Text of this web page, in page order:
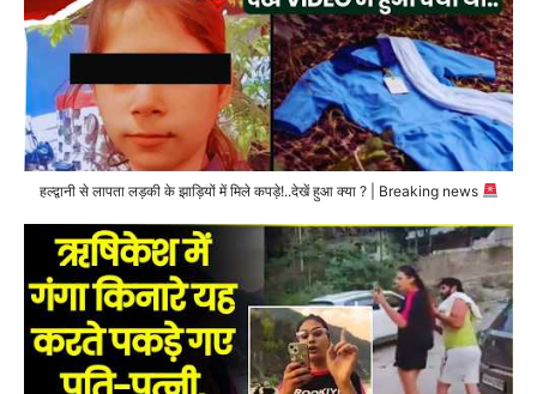
हल्द्वानी से लापता लड़की के झाड़ियों में मिले कपड़े!..देखें हुआ क्या ? | Breaking news